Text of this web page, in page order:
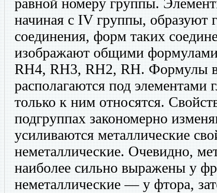
равной номеру группы.
начиная с IV группы, образуют
соединения, форм таких
изображают общими формулами
RН4, RН3, RН2, RН. Формулы
располагаются под элементами
только к ним относятся.
подгруппах закономерно
усиливаются металлические
неметаллические. Очевидно,
наиболее сильно выражены у
неметаллические — у фтора,